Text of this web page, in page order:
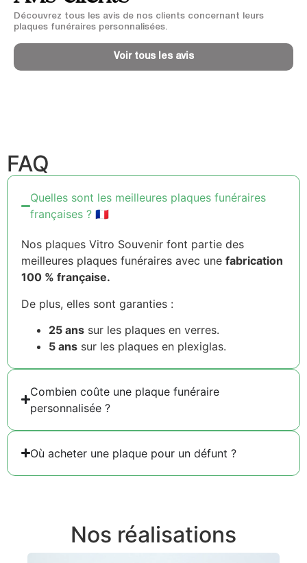
Découvrez tous les avis de nos clients concernant leurs
plaques funéraires personnalisées.
Voir tous les avis
FAQ
Quelles sont les meilleures plaques funéraires
françaises ? 🇫🇷
Nos plaques Vitro Souvenir font partie des
meilleures plaques funéraires avec une fabrication
100 % française.
De plus, elles sont garanties :
25 ans sur les plaques en verres.
5 ans sur les plaques en plexiglas.
Combien coûte une plaque funéraire
personnalisée ?
Où acheter une plaque pour un défunt ?
Nos réalisations